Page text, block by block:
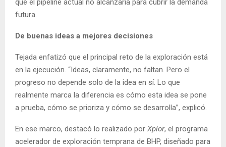
que el pipeline actual no alcanzaría para cubrir la demanda
futura.
De buenas ideas a mejores decisiones
Tejada enfatizó que el principal reto de la exploración está
en la ejecución. “Ideas, claramente, no faltan. Pero el
progreso no depende solo de la idea en sí. Lo que
realmente marca la diferencia es cómo esta idea se pone
a prueba, cómo se prioriza y cómo se desarrolla”, explicó.
En ese marco, destacó lo realizado por Xplor, el programa
acelerador de exploración temprana de BHP, diseñado para